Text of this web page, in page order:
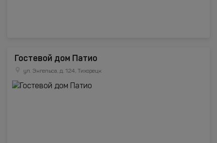
Гостевой дом Патио
ул. Энгельса, д. 124, Тихорецк